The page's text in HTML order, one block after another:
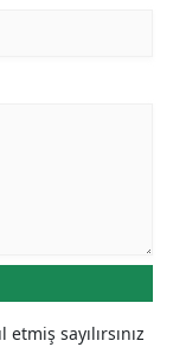
sayılırsınız